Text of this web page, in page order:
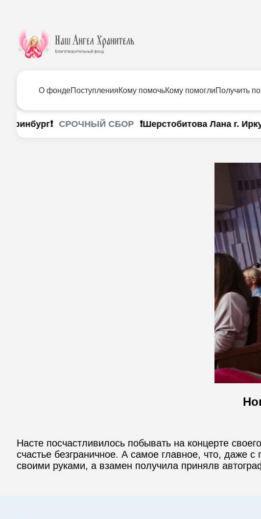
О фондеПоступленияКому помочьКому помоглиПолучить
СРОЧНЫЙ СБОР ❗Шерстобитова Лана г.
Насте посчастливилось побывать на концерте
счастье безграничное. А самое главное, что,
своими руками, а взамен получила принялв